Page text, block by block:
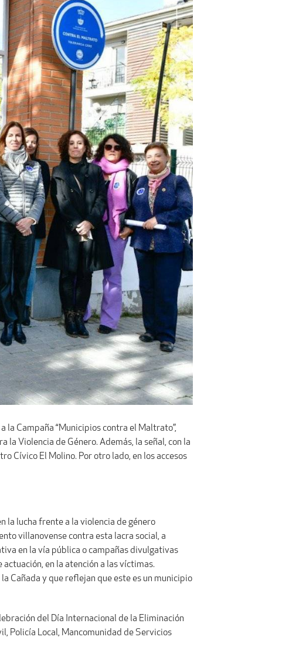
la Campaña “Municipios contra el Maltrato”,
Violencia de Género. Además, la señal, con la
Cívico El Molino. Por otro lado, en los accesos
la lucha frente a la violencia de género
villanovense contra esta lacra social, a
en la vía pública o campañas divulgativas
en la atención a las víctimas.
Cañada y que reflejan que este es un municipio
del Día Internacional de la Eliminación
Policía Local, Mancomunidad de Servicios